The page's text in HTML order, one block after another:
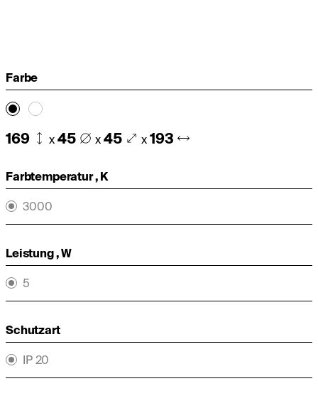
Farbe
169 x 45 x 45 x193
Farbtemperatur , K
3000
Leistung , W
5
Schutzart
IP 20